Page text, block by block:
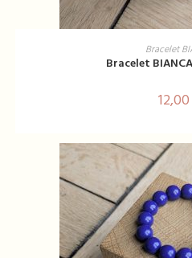
AJOUTER
Bracelet
Bracelet
12,00